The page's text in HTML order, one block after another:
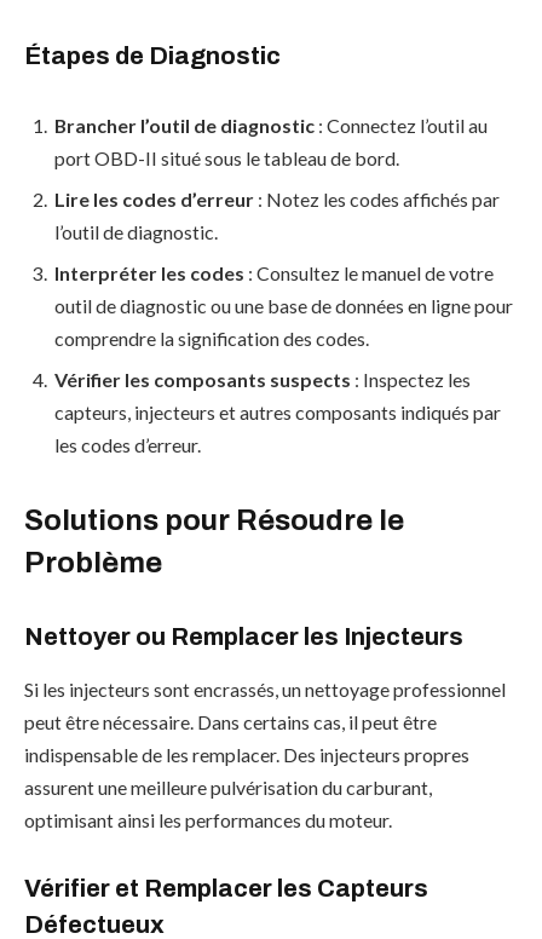
Étapes de Diagnostic
Brancher l’outil de diagnostic : Connectez l’outil au
port OBD-II situé sous le tableau de bord.
Lire les codes d’erreur : Notez les codes affichés par
l’outil de diagnostic.
Interpréter les codes : Consultez le manuel de votre
outil de diagnostic ou une base de données en ligne pour
comprendre la signification des codes.
Vérifier les composants suspects : Inspectez les
capteurs, injecteurs et autres composants indiqués par
les codes d’erreur.
Solutions pour Résoudre le
Problème
Nettoyer ou Remplacer les Injecteurs
Si les injecteurs sont encrassés, un nettoyage professionnel
peut être nécessaire. Dans certains cas, il peut être
indispensable de les remplacer. Des injecteurs propres
assurent une meilleure pulvérisation du carburant,
optimisant ainsi les performances du moteur.
Vérifier et Remplacer les Capteurs
Défectueux